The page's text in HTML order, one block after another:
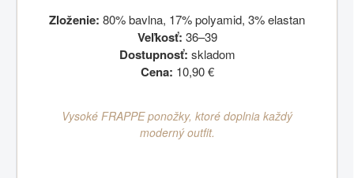
Zloženie: 80% bavlna, 17% polyamid, 3% elastan
Veľkosť: 36–39
Dostupnosť: skladom
Cena: 10,90 €
Vysoké FRAPPE ponožky, ktoré doplnia každý
moderný outfit.